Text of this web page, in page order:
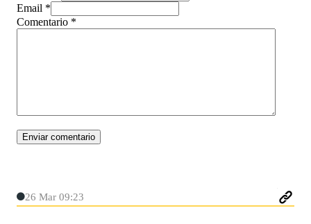
Email *
Comentario *
26 Mar 09:23